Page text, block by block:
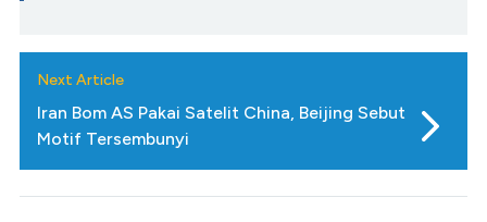
Next Article
Iran Bom AS Pakai Satelit China, Beijing Sebut
Motif Tersembunyi